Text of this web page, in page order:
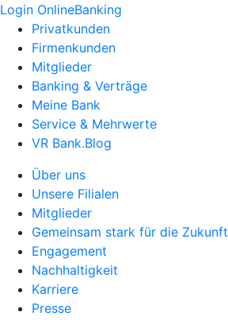
Login OnlineBanking
Privatkunden
Firmenkunden
Mitglieder
Banking & Verträge
Meine Bank
Service & Mehrwerte
VR Bank.Blog
Über uns
Unsere Filialen
Mitglieder
Gemeinsam stark für die Zukunft
Engagement
Nachhaltigkeit
Karriere
Presse